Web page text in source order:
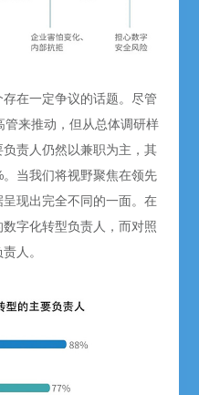
在一定争议的话题。尽管
来推动，但从总体调研样
责人仍然以兼职为主，其
当我们将视野聚焦在领先
现出完全不同的一面。在
字化转型负责人，而对照
人。